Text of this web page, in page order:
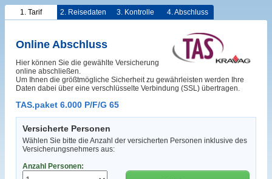
1. Tarif 2. Reisedaten 3. Kontrolle 4. Abschluss
Online Abschluss
Hier können Sie die gewählte Versicherung
online abschließen.
Um Ihnen die größtmögliche Sicherheit zu gewährleisten werden Ihre
Daten dabei über eine verschlüsselte Verbindung (SSL) übertragen.
TAS.paket 6.000 P/F/G 65
Versicherte Personen
Wählen Sie bitte die Anzahl der versicherten Personen inklusive des
Versicherungsnehmers aus:
Anzahl Personen: